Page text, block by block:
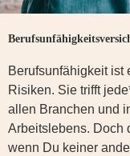
Berufsunfähigkeit ist
Risiken. Sie trifft
allen Branchen und
Arbeitslebens. Doch
wenn Du keiner